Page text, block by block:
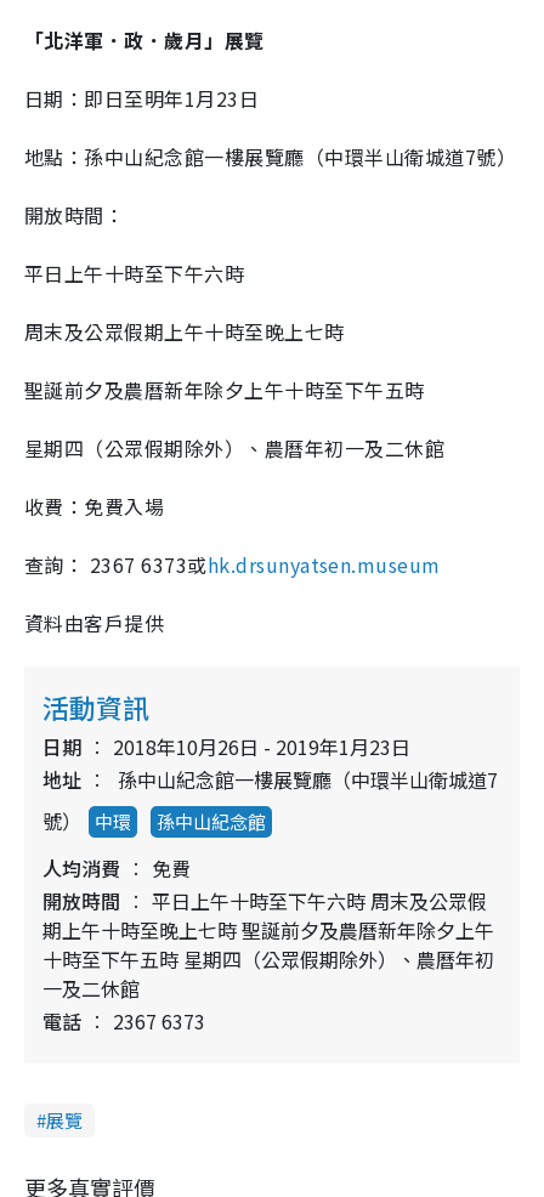
「北洋軍．政．歲月」展覽
日期：即日至明年1月23日
地點：孫中山紀念館一樓展覽廳（中環半山衛城道7號）
開放時間：
平日上午十時至下午六時
周末及公眾假期上午十時至晚上七時
聖誕前夕及農曆新年除夕上午十時至下午五時
星期四（公眾假期除外）、農曆年初一及二休館
收費：免費入場
查詢： 2367 6373或hk.drsunyatsen.museum
資料由客戶提供
活動資訊
日期
2018年10月26日 - 2019年1月23日
地址
孫中山紀念館一樓展覽廳（中環半山衛城道7
號）
中環 孫中山紀念館
人均消費
免費
開放時間
平日上午十時至下午六時 周末及公眾假
期上午十時至晚上七時 聖誕前夕及農曆新年除夕上午
十時至下午五時 星期四（公眾假期除外）、農曆年初
一及二休館
電話
2367 6373
展覽
更多真實評價